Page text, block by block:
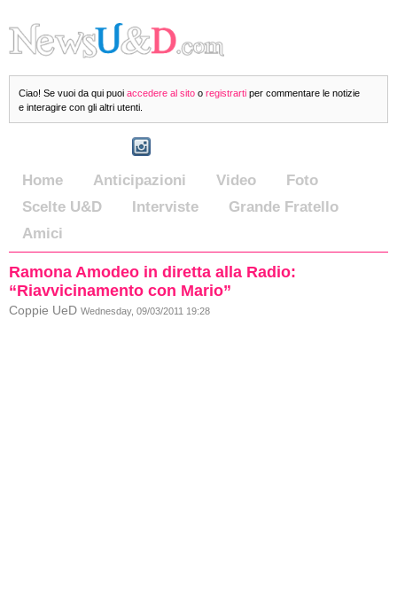
Ciao! Se vuoi da qui puoi accedere al sito o registrarti per commentare le notizie
e interagire con gli altri utenti.
Home Anticipazioni Video
Foto
Scelte U&D
Interviste
Grande Fratello
Amici
Ramona Amodeo in diretta alla Radio:
“Riavvicinamento con Mario”
Coppie UeD Wednesday, 09/03/2011 19:28